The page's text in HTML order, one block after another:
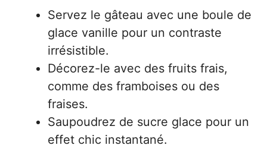
Servez le gâteau avec une boule de
glace vanille pour un contraste
irrésistible.
Décorez-le avec des fruits frais,
comme des framboises ou des
fraises.
Saupoudrez de sucre glace pour un
effet chic instantané.